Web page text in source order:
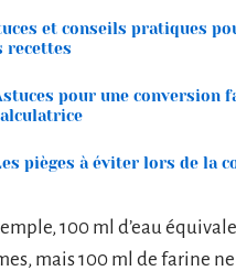
et conseils pratiques
recettes
pour une conversion
pièges à éviter lors de la
100 ml d’eau
mais 100 ml de farine